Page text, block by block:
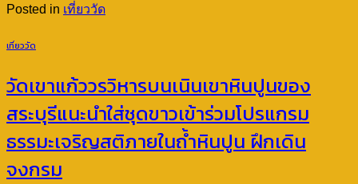
Posted in เที่ยววัด
เที่ยววัด
วัดเขาแก้ววรวิหารบนเนินเขาหินปูนของ
สระบุรีแนะนำใส่ชุดขาวเข้าร่วมโปรแกรม
ธรรมะเจริญสติภายในถ้ำหินปูน ฝึกเดิน
จงกรม